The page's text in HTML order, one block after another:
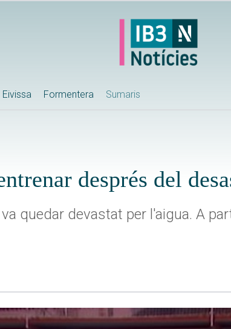
Eivissa Formentera Sumaris
després del
quedar devastat per l'aigua. A